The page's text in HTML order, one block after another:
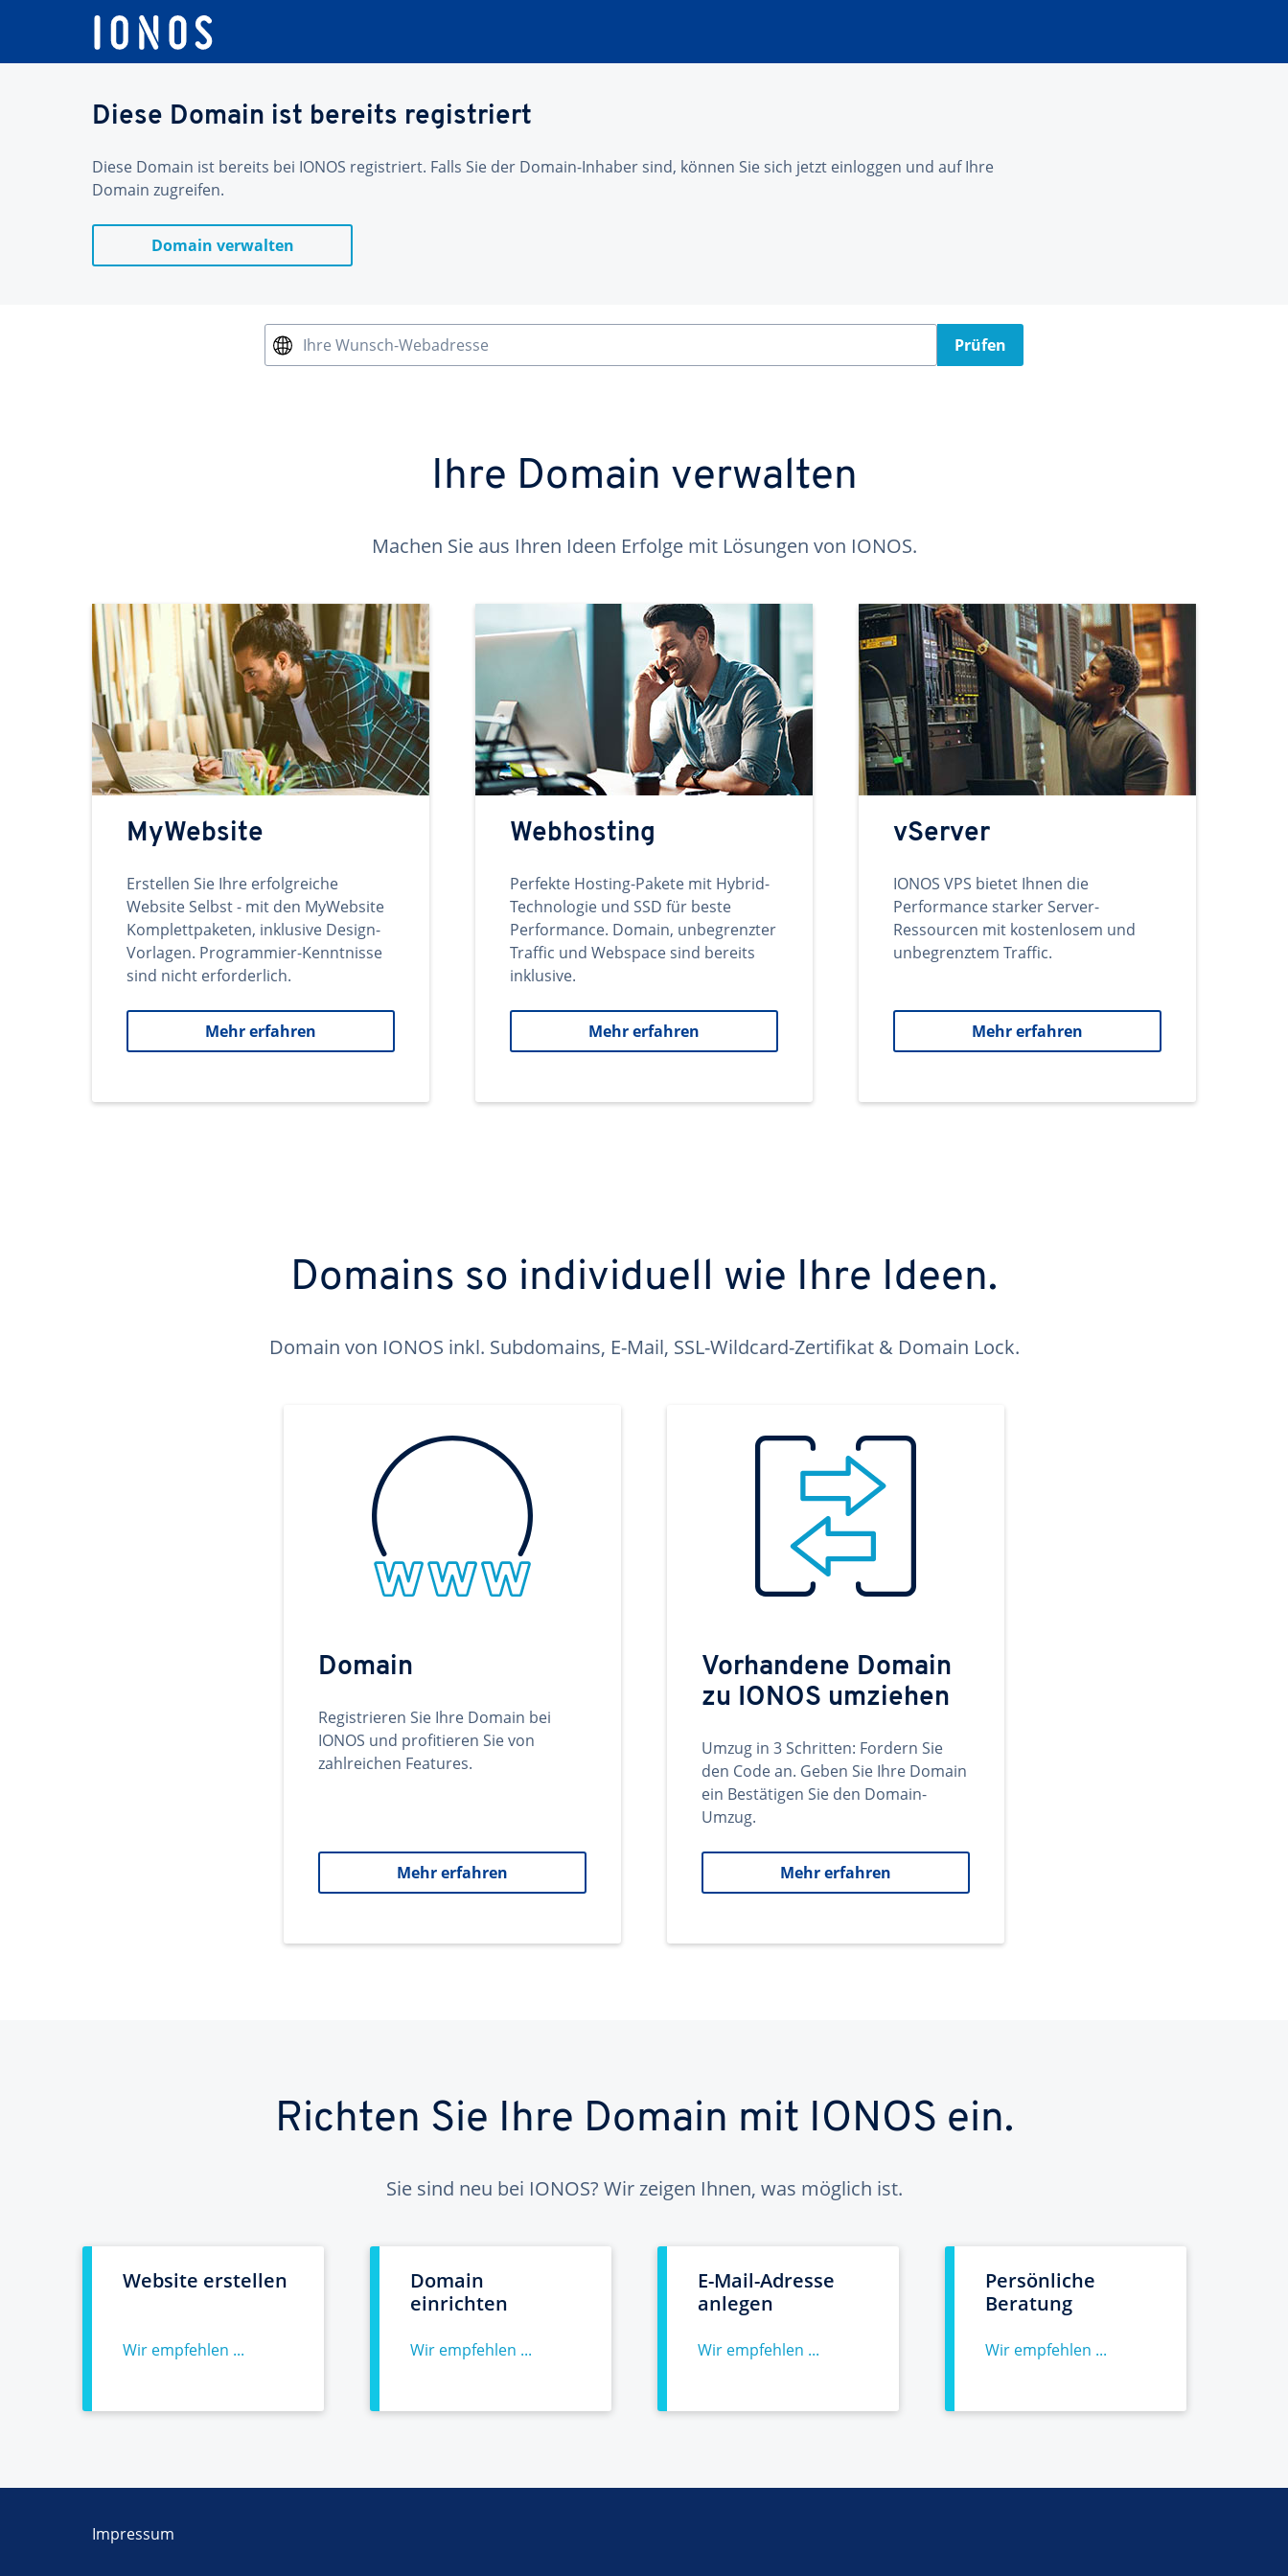
Diese Domain ist bereits registriert
Diese Domain ist bereits bei IONOS registriert. Falls Sie der Domain-Inhaber sind, können Sie sich jetzt einloggen und auf Ihre
Domain zugreifen.
Domain verwalten
Ihre Wunsch-Webadresse Prüfen
Ihre Domain verwalten
Machen Sie aus Ihren Ideen Erfolge mit Lösungen von IONOS.
MyWebsite
Erstellen Sie Ihre erfolgreiche
Website Selbst - mit den MyWebsite
Komplettpaketen, inklusive Design-
Vorlagen. Programmier-Kenntnisse
sind nicht erforderlich.
Mehr erfahren
Webhosting
Perfekte Hosting-Pakete mit Hybrid-
Technologie und SSD für beste
Performance. Domain, unbegrenzter
Traffic und Webspace sind bereits
inklusive.
Mehr erfahren
vServer
IONOS VPS bietet Ihnen die
Performance starker Server-
Ressourcen mit kostenlosem und
unbegrenztem Traffic.
Mehr erfahren
Domains so individuell wie Ihre Ideen.
Domain von IONOS inkl. Subdomains, E-Mail, SSL-Wildcard-Zertifikat & Domain Lock.
Domain
Registrieren Sie Ihre Domain bei
IONOS und profitieren Sie von
zahlreichen Features.
Mehr erfahren
Vorhandene Domain
zu IONOS umziehen
Umzug in 3 Schritten: Fordern Sie
den Code an. Geben Sie Ihre Domain
ein Bestätigen Sie den Domain-
Umzug.
Mehr erfahren
Richten Sie Ihre Domain mit IONOS ein.
Sie sind neu bei IONOS? Wir zeigen Ihnen, was möglich ist.
Website erstellen
Wir empfehlen ...
Domain
einrichten
Wir empfehlen ...
E-Mail-Adresse
anlegen
Wir empfehlen ...
Persönliche
Beratung
Wir empfehlen ...
Impressum